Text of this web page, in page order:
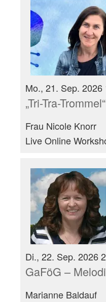
Mo., 21. Sep. 2026
„Tri-Tra-
Frau Nicole Knorr
Live Online
Di., 22. Sep. 2026
GaFöG –
Marianne Baldauf